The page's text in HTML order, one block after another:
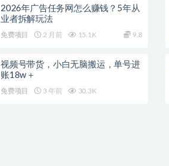
2026年广告任务网怎么赚钱？5年从
业者拆解玩法
免费项目 2 月前 15.1K 9.8
视频号带货，小白无脑搬运，单号进
账18w＋
免费项目 3 年前 30.3K